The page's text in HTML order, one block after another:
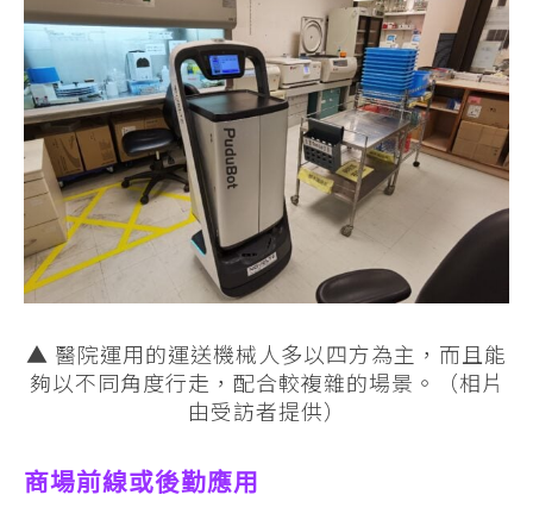
▲ 醫院運用的運送機械人多以四方為主，而且能
夠以不同角度行走，配合較複雜的場景。（相片
由受訪者提供）
商場前線或後勤應用